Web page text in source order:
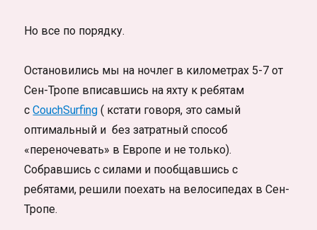
Но все по порядку.
Остановились мы на ночлег в километрах 5-7 от
Сен-Тропе вписавшись на яхту к ребятам
сCouchSurfing ( кстати говоря, это самый
оптимальный и без затратный способ
«переночевать» в Европе и не только).
Собравшись с силами и пообщавшись с
ребятами, решили поехать на велосипедах в Сен-
Тропе.